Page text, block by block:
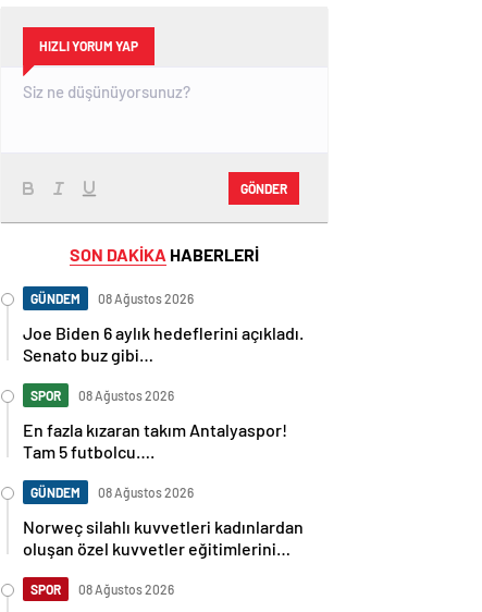
HIZLI YORUM YAP
GÖNDER
SON DAKİKA HABERLERİ
GÜNDEM 08 Ağustos 2026
Joe Biden 6 aylık hedeflerini açıkladı.
Senato buz gibi…
SPOR 08 Ağustos 2026
En fazla kızaran takım Antalyaspor!
Tam 5 futbolcu….
GÜNDEM 08 Ağustos 2026
Norweç silahlı kuvvetleri kadınlardan
oluşan özel kuvvetler eğitimlerini
SPOR 08 Ağustos 2026